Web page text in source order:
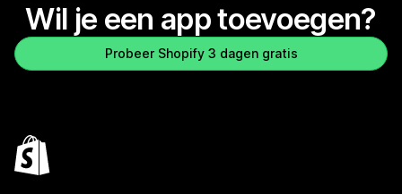
Wil je een app toevoegen?
Probeer Shopify 3 dagen gratis